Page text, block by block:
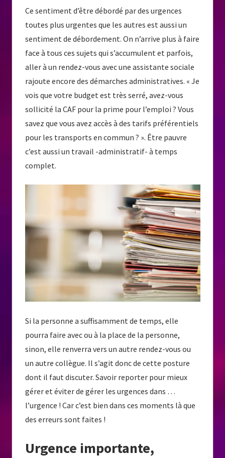
Ce sentiment d’être débordé par des urgences
toutes plus urgentes que les autres est aussi un
sentiment de débordement. On n’arrive plus à faire
face à tous ces sujets qui s’accumulent et parfois,
aller à un rendez-vous avec une assistante sociale
rajoute encore des démarches administratives. « Je
vois que votre budget est très serré, avez-vous
sollicité la CAF pour la prime pour l’emploi ? Vous
savez que vous avez accès à des tarifs préférentiels
pour les transports en commun ? ». Être pauvre
c’est aussi un travail -administratif- à temps
complet.
Si la personne a suffisamment de temps, elle
pourra faire avec ou à la place de la personne,
sinon, elle renverra vers un autre rendez-vous ou
un autre collègue. Il s’agit donc de cette posture
dont il faut discuter. Savoir reporter pour mieux
gérer et éviter de gérer les urgences dans …
l’urgence ! Car c’est bien dans ces moments là que
des erreurs sont faites !
Urgence importante,